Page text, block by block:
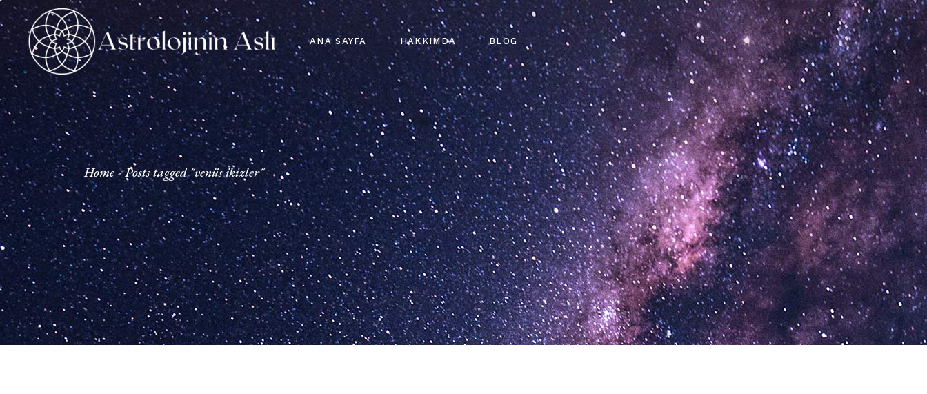
Skip
the
content ANA SAYFA HAKKIMDA BLOG
Home Posts tagged "venüs ikizler"